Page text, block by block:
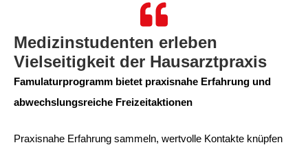
Medizinstudenten erleben
Vielseitigkeit der Hausarztpraxis
Famulaturprogramm bietet praxisnahe Erfahrung und
abwechslungsreiche Freizeitaktionen
Praxisnahe Erfahrung sammeln, wertvolle Kontakte knüpfen